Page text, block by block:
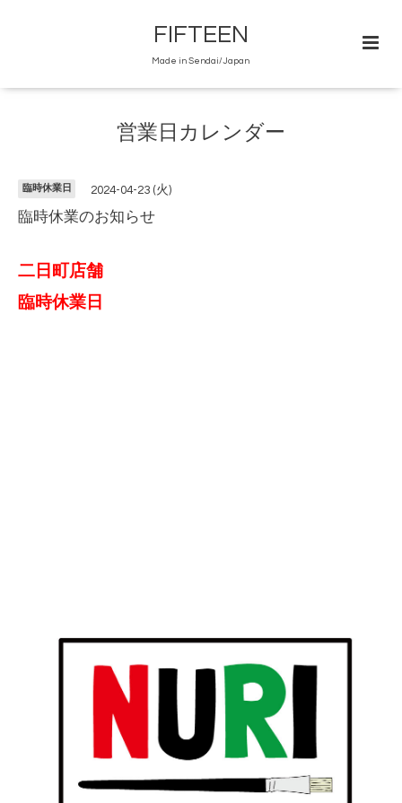
FIFTEEN
Made in Sendai/Japan
営業日カレンダー
臨時休業日 2024-04-23 (火)
臨時休業のお知らせ
二日町店舗
臨時休業日